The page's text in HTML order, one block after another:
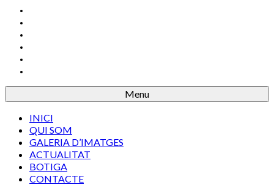
Menu
INICI
QUI SOM
GALERIA D’IMATGES
ACTUALITAT
BOTIGA
CONTACTE